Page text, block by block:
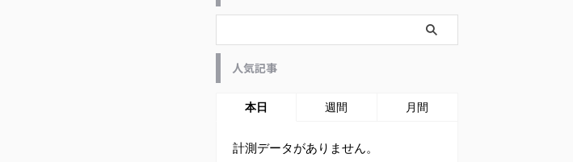
人気記事
本日 週間 月間
計測データがありません。